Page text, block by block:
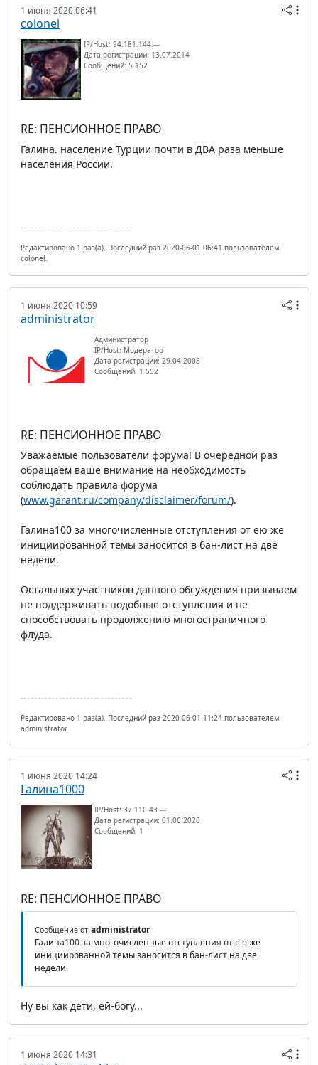
1 июня 2020 06:41
colonel
IP/Host: 94.181.144.---
Дата регистрации: 13.07.2014
Сообщений: 5 152
RE: ПЕНСИОННОЕ ПРАВО
Галина. население Турции почти в ДВА раза меньше
населения России.
Редактировано 1 раз(а). Последний раз 2020-06-01 06:41 пользователем
colonel.
1 июня 2020 10:59
administrator
Администратор
IP/Host: Модератор
Дата регистрации: 29.04.2008
Сообщений: 1 552
RE: ПЕНСИОННОЕ ПРАВО
Уважаемые пользователи форума! В очередной раз
обращаем ваше внимание на необходимость
соблюдать правила форума
(www.garant.ru/company/disclaimer/forum/).
Галина100 за многочисленные отступления от ею же
инициированной темы заносится в бан-лист на две
недели.
Остальных участников данного обсуждения призываем
не поддерживать подобные отступления и не
способствовать продолжению многостраничного
флуда.
Редактировано 1 раз(а). Последний раз 2020-06-01 11:24 пользователем
administrator.
1 июня 2020 14:24
Галина1000
IP/Host: 37.110.43.---
Дата регистрации: 01.06.2020
Сообщений: 1
RE: ПЕНСИОННОЕ ПРАВО
Сообщение от administrator
Галина100 за многочисленные отступления от ею же
инициированной темы заносится в бан-лист на две
недели.
Ну вы как дети, ей-богу...
1 июня 2020 14:31